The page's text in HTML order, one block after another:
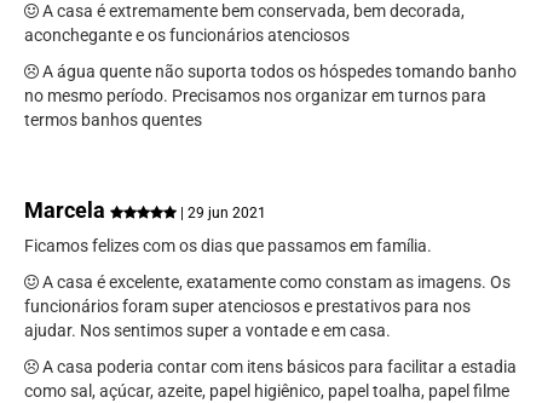
A casa é extremamente bem conservada, bem decorada,
aconchegante e os funcionários atenciosos
A água quente não suporta todos os hóspedes tomando banho
no mesmo período. Precisamos nos organizar em turnos para
termos banhos quentes
Marcela | 29 jun 2021
Ficamos felizes com os dias que passamos em família.
A casa é excelente, exatamente como constam as imagens. Os
funcionários foram super atenciosos e prestativos para nos
ajudar. Nos sentimos super a vontade e em casa.
A casa poderia contar com itens básicos para facilitar a estadia
como sal, açúcar, azeite, papel higiênico, papel toalha, papel filme